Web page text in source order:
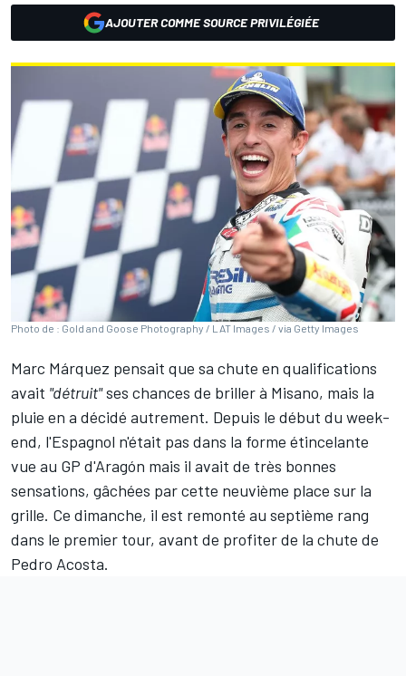
AJOUTER COMME SOURCE PRIVILÉGIÉE
Photo de : Gold and Goose Photography / LAT Images / via Getty Images
Marc Márquez pensait que sa chute en qualifications
avait "détruit"ses chances de briller à Misano, mais la
pluie en a décidé autrement. Depuis le début du week-
end, l'Espagnol n'était pas dans la forme étincelante
vue au GP d'Aragón mais il avait de très bonnes
sensations, gâchées par cette neuvième place sur la
grille. Ce dimanche, il est remonté au septième rang
dans le premier tour, avant de profiter de la chute de
Pedro Acosta.